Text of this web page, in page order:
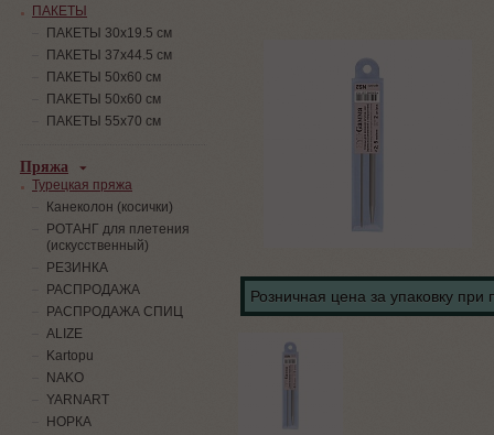
Розничная цена за упаковку при
ПАКЕТЫ
ПАКЕТЫ 30х19.5 см
ПАКЕТЫ 37х44.5 см
ПАКЕТЫ 50х60 см
ПАКЕТЫ 50х60 см
ПАКЕТЫ 55х70 см
Пряжа
Турецкая пряжа
Канеколон (косички)
РОТАНГ для плетения
(искусственный)
PЕЗИНКА
РАСПРОДАЖА
РАСПРОДАЖА СПИЦ
ALIZE
Kartopu
NAKO
YARNART
НОРКА